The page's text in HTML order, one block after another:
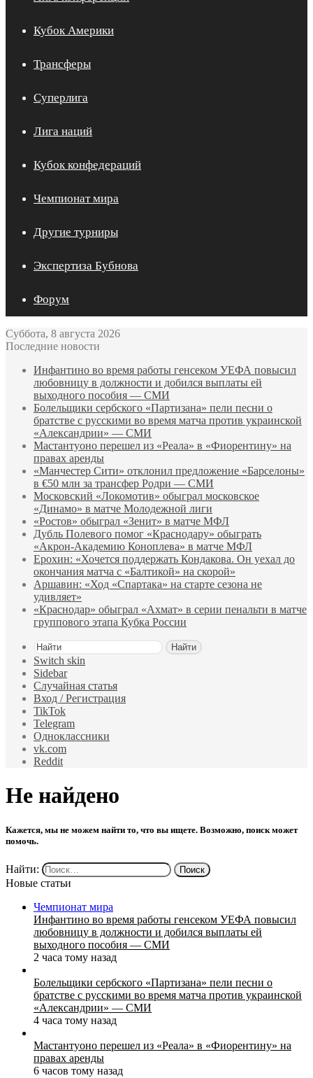
Кубок Америки
Трансферы
Суперлига
Лига наций
Кубок конфедераций
Чемпионат мира
Другие турниры
Экспертиза Бубнова
Форум
Суббота, 8 августа 2026
Последние новости
Инфантино во время работы генсеком УЕФА повысил
любовницу в должности и добился выплаты ей
выходного пособия — СМИ
Болельщики сербского «Партизана» пели песни о
братстве с русскими во время матча против украинской
«Александрии» — СМИ
Мастантуоно перешел из «Реала» в «Фиорентину» на
правах аренды
«Манчестер Сити» отклонил предложение «Барселоны»
в €50 млн за трансфер Родри — СМИ
Московский «Локомотив» обыграл московское
«Динамо» в матче Молодежной лиги
«Ростов» обыграл «Зенит» в матче МФЛ
Дубль Полевого помог «Краснодару» обыграть
«Акрон‑Академию Коноплева» в матче МФЛ
Ерохин: «Хочется поддержать Кондакова. Он уехал до
окончания матча с «Балтикой» на скорой»
Аршавин: «Ход «Спартака» на старте сезона не
удивляет»
«Краснодар» обыграл «Ахмат» в серии пенальти в матче
группового этапа Кубка России
Найти
Switch skin
Sidebar
Случайная статья
Вход / Регистрация
TikTok
Telegram
Одноклассники
vk.com
Reddit
Не найдено
Кажется, мы не можем найти то, что вы ищете. Возможно, поиск может
помочь.
Найти:
Новые статьи
Чемпионат мира
Инфантино во время работы генсеком УЕФА повысил
любовницу в должности и добился выплаты ей
выходного пособия — СМИ
2 часа тому назад
Болельщики сербского «Партизана» пели песни о
братстве с русскими во время матча против украинской
«Александрии» — СМИ
4 часа тому назад
Мастантуоно перешел из «Реала» в «Фиорентину» на
правах аренды
6 часов тому назад